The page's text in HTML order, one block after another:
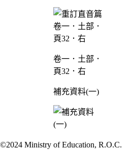
卷一．土部．
頁32．右
補充資料(一)
Ministry of Education, R.O.C.